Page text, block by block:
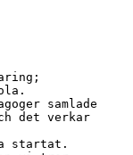
samlade
det verkar
startat.